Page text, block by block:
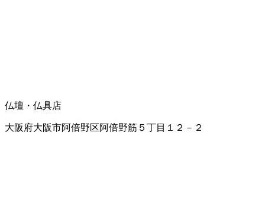
仏壇・仏具店
大阪府大阪市阿倍野区阿倍野筋５丁目１２－２